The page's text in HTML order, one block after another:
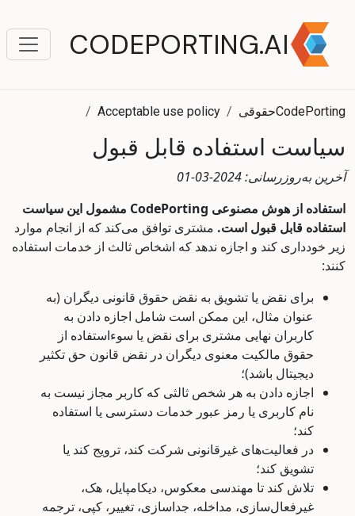
CODEPORTING.AI
CodePortingحقوقی Acceptable use policy
سیاست استفاده قابل قبول
آخرین به‌روزرسانی: 2024-03-01
استفاده از هوش مصنوعی CodePorting مشمول این سیاست
استفاده قابل قبول است. مشتری توافق می‌کند که از انجام موارد
زیر خودداری کند و اجازه ندهد که اشخاص ثالث از خدمات استفاده
کنند:
برای نقض یا تشویق به نقض حقوق قانونی دیگران (به
عنوان مثال، این ممکن است شامل اجازه دادن به
کاربران نهایی مشتری برای نقض یا سوءاستفاده از
حقوق مالکیت معنوی دیگران در نقض قانون حق تکثیر
دیجیتال باشد)؛
اجازه دادن به هر شخص ثالثی که کاربر مجاز نیست به
نام کاربری یا رمز عبور خدمات دسترسی یا استفاده
کند؛
در فعالیت‌های غیرقانونی شرکت کند، ترویج کند یا
تشویق کند؛
تلاش کند تا مهندسی معکوس، دیکامپایل، هک،
غیرفعال‌سازی، مداخله، جداسازی، تغییر، کپی، ترجمه